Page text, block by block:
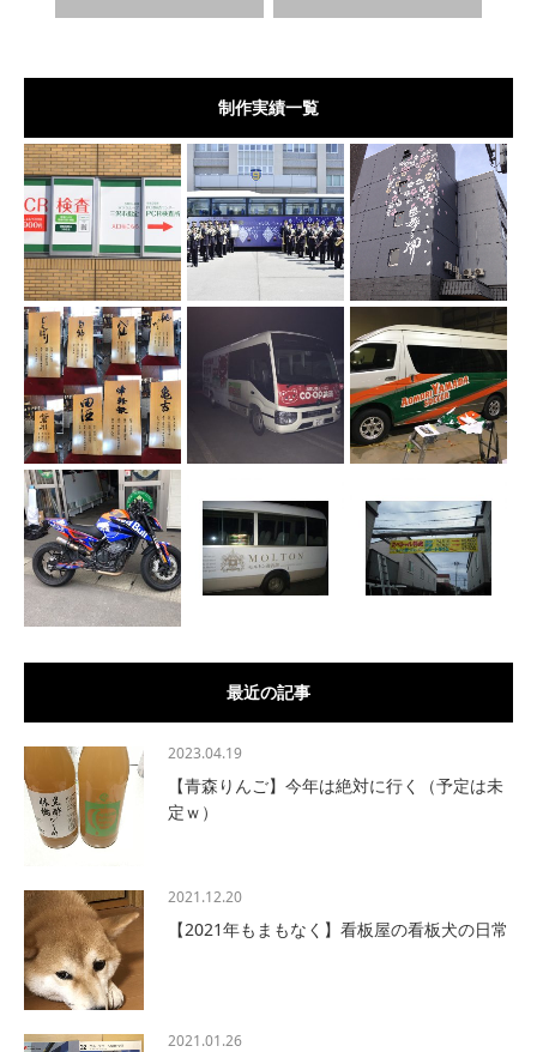
制作実績一覧
最近の記事
2023.04.19
【青森りんご】今年は絶対に行く（予定は未
定ｗ）
2021.12.20
【2021年もまもなく】看板屋の看板犬の日常
2021.01.26